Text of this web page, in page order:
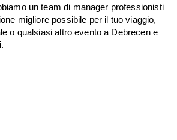
un team di manager professionisti
migliore possibile per il tuo viaggio,
o qualsiasi altro evento a Debrecen e